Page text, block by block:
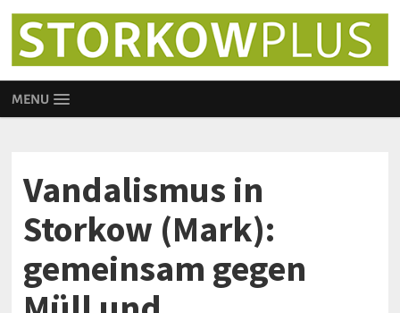
MENU
Vandalismus in
Storkow (Mark):
gemeinsam gegen